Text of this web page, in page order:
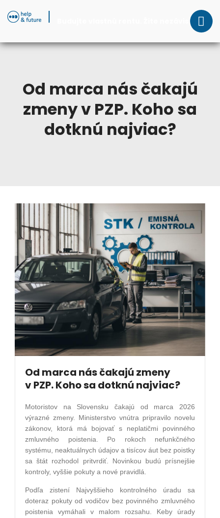
Budujte vlastnú rentu. Žite nezávisle.
Od marca nás čakajú
zmeny v PZP. Koho sa
dotknú najviac?
Od marca nás čakajú zmeny
v PZP. Koho sa dotknú najviac?
Motoristov na Slovensku čakajú od marca 2026
výrazné zmeny. Ministerstvo vnútra pripravilo novelu
zákonov, ktorá má bojovať s neplatičmi povinného
zmluvného poistenia. Po rokoch nefunkčného
systému, neaktuálnych údajov a tisícov áut bez poistky
sa štát rozhodol pritvrdiť. Novinkou budú prísnejšie
kontroly, vyššie pokuty a nové pravidlá.
Podľa zistení Najvyššieho kontrolného úradu sa
doteraz pokuty od vodičov bez povinného zmluvného
poistenia vymáhali v malom rozsahu. Keby úrady